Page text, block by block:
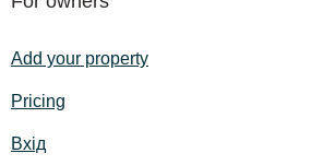
Add your property
Pricing
Вхід